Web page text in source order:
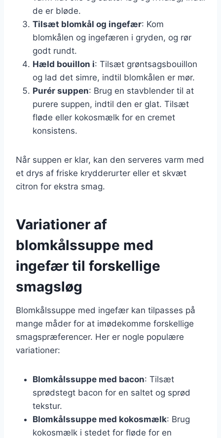
de er bløde.
Tilsæt blomkål og ingefær: Kom
blomkålen og ingefæren i gryden, og rør
godt rundt.
Hæld bouillon i: Tilsæt grøntsagsbouillon
og lad det simre, indtil blomkålen er mør.
Purér suppen: Brug en stavblender til at
purere suppen, indtil den er glat. Tilsæt
fløde eller kokosmælk for en cremet
konsistens.
Når suppen er klar, kan den serveres varm med
et drys af friske krydderurter eller et skvæt
citron for ekstra smag.
Variationer af
blomkålssuppe med
ingefær til forskellige
smagsløg
Blomkålssuppe med ingefær kan tilpasses på
mange måder for at imødekomme forskellige
smagspræferencer. Her er nogle populære
variationer:
Blomkålssuppe med bacon: Tilsæt
sprødstegt bacon for en saltet og sprød
tekstur.
Blomkålssuppe med kokosmælk: Brug
kokosmælk i stedet for fløde for en